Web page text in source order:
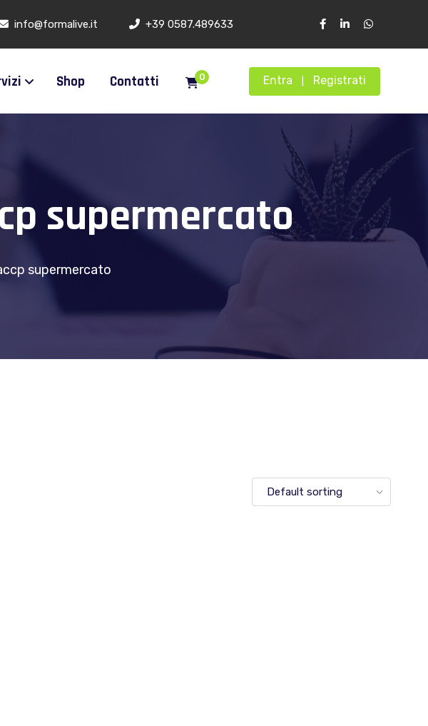
info@formalive.it +39 0587.489633
Shop Contatti 0 Entra Registrati
supermercato
supermercato